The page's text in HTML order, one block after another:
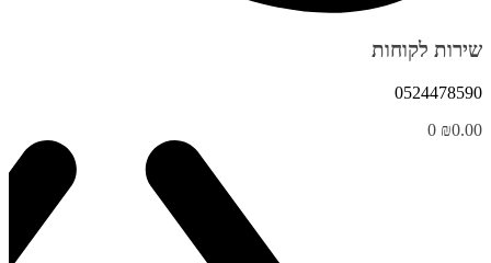
שירות לקוחות
0524478590
₪0.00
0